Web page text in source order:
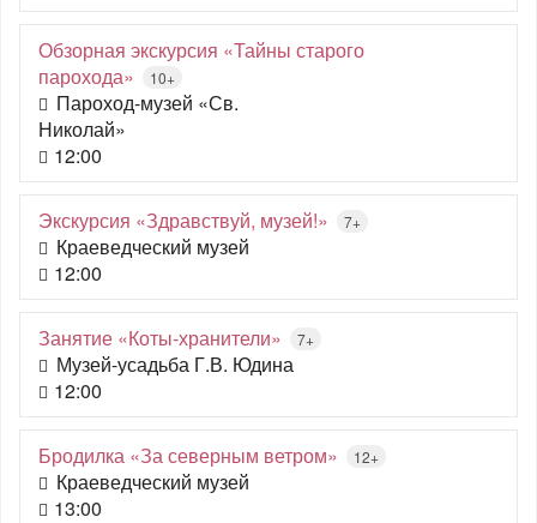
Обзорная экскурсия «Тайны старого
парохода»
10+
Пароход-музей «Св.
Николай»
12:00
Экскурсия «Здравствуй, музей!» 7+
Краеведческий музей
12:00
Занятие «Коты-хранители» 7+
Музей-усадьба Г.В. Юдина
12:00
Бродилка «За северным ветром» 12+
Краеведческий музей
13:00